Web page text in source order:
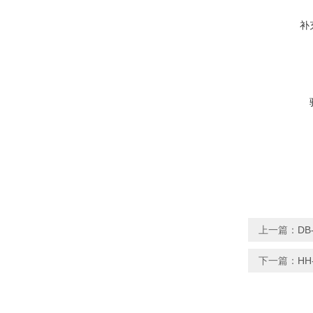
补
上一篇：
下一篇：